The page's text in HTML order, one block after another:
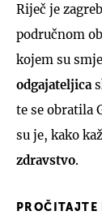
Riječ je
područnom
kojem su
odgajateljica
te se obratila
su je, kako
zdravstvo.
PROČITAJTE